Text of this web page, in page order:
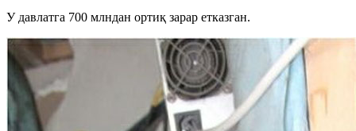
У давлатга 700 млндан ортиқ зарар етказган.